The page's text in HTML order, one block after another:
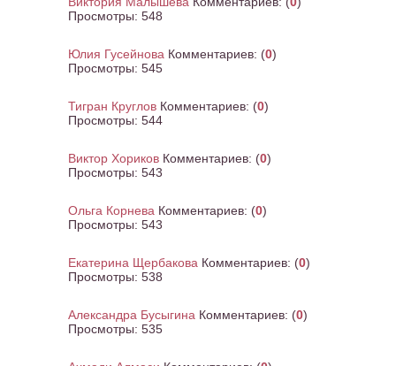
Просмотры: 548
Юлия Гусейнова Комментариев: (0)
Просмотры: 545
Тигран Круглов Комментариев: (0)
Просмотры: 544
Виктор Хориков Комментариев: (0)
Просмотры: 543
Ольга Корнева Комментариев: (0)
Просмотры: 543
Екатерина Щербакова Комментариев: (0)
Просмотры: 538
Александра Бусыгина Комментариев: (0)
Просмотры: 535